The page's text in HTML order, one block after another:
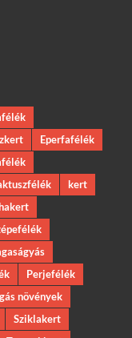
Eperfafélék
kert
Perjefélék
növények
Sziklakert